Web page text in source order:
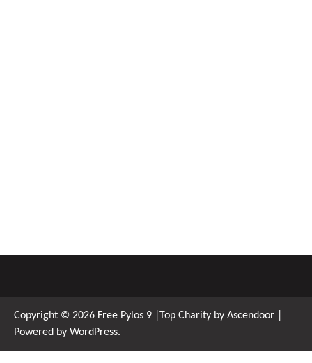
Copyright © 2026 Free Pylos 9 |Top Charity by Ascendoor
Powered by WordPress.